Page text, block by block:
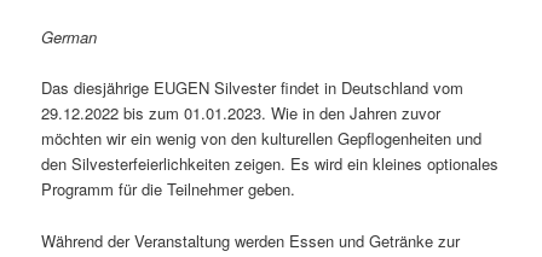
German
Das diesjährige EUGEN Silvester findet in Deutschland vom
29.12.2022 bis zum 01.01.2023. Wie in den Jahren zuvor
möchten wir ein wenig von den kulturellen Gepflogenheiten und
den Silvesterfeierlichkeiten zeigen. Es wird ein kleines optionales
Programm für die Teilnehmer geben.
Während der Veranstaltung werden Essen und Getränke zur